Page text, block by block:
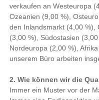
verkaufen an Westeuropa
Ozeanien (9,00 %),
den Inlandsmarkt (4,00 %),
(3,00 %), Südostasien
Nordeuropa (2,00 %),
unserem Büro arbeiten
2. Wie können wir die
Immer ein Muster vor der